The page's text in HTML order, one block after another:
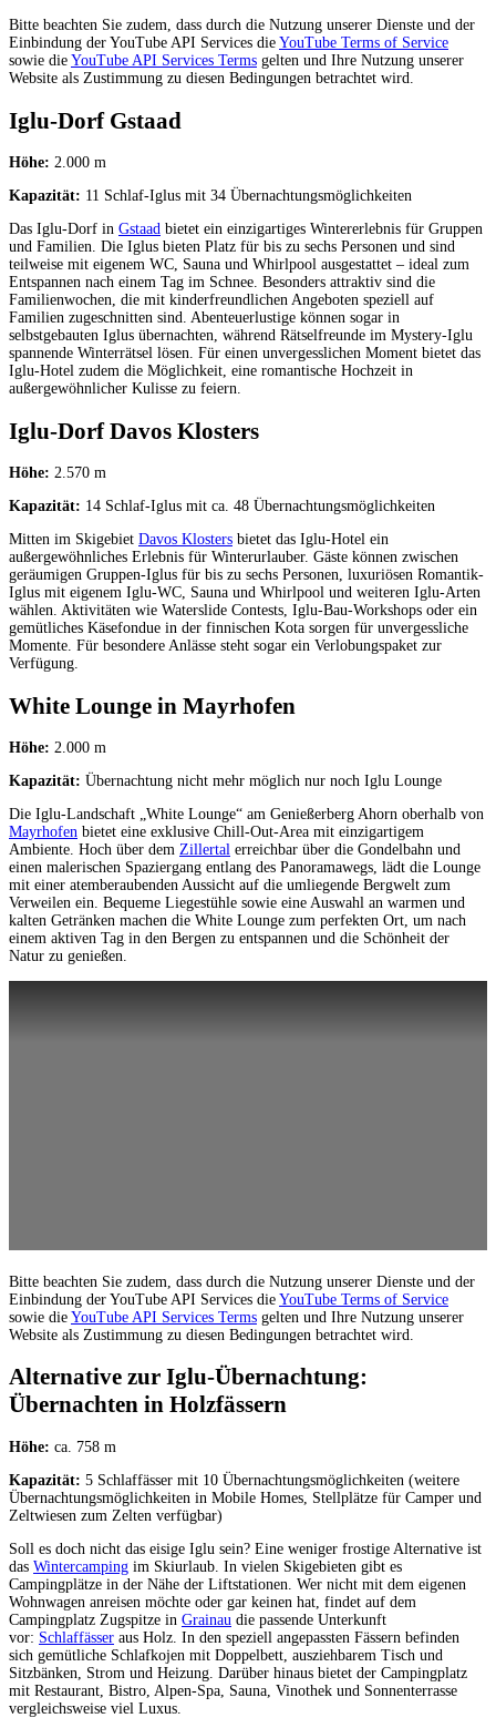
Bitte beachten Sie zudem, dass durch die Nutzung unserer Dienste und der
Einbindung der YouTube API Services die YouTube Terms of Service
sowie die YouTube API Services Terms gelten und Ihre Nutzung unserer
Website als Zustimmung zu diesen Bedingungen betrachtet wird.
Iglu-Dorf Gstaad
Höhe: 2.000 m
Kapazität: 11 Schlaf-Iglus mit 34 Übernachtungsmöglichkeiten
Das Iglu-Dorf in Gstaad bietet ein einzigartiges Wintererlebnis für Gruppen
und Familien. Die Iglus bieten Platz für bis zu sechs Personen und sind
teilweise mit eigenem WC, Sauna und Whirlpool ausgestattet – ideal zum
Entspannen nach einem Tag im Schnee. Besonders attraktiv sind die
Familienwochen, die mit kinderfreundlichen Angeboten speziell auf
Familien zugeschnitten sind. Abenteuerlustige können sogar in
selbstgebauten Iglus übernachten, während Rätselfreunde im Mystery-Iglu
spannende Winterrätsel lösen. Für einen unvergesslichen Moment bietet das
Iglu-Hotel zudem die Möglichkeit, eine romantische Hochzeit in
außergewöhnlicher Kulisse zu feiern.
Iglu-Dorf Davos Klosters
Höhe: 2.570 m
Kapazität: 14 Schlaf-Iglus mit ca. 48 Übernachtungsmöglichkeiten
Mitten im Skigebiet Davos Klosters bietet das Iglu-Hotel ein
außergewöhnliches Erlebnis für Winterurlauber. Gäste können zwischen
geräumigen Gruppen-Iglus für bis zu sechs Personen, luxuriösen Romantik-
Iglus mit eigenem Iglu-WC, Sauna und Whirlpool und weiteren Iglu-Arten
wählen. Aktivitäten wie Waterslide Contests, Iglu-Bau-Workshops oder ein
gemütliches Käsefondue in der finnischen Kota sorgen für unvergessliche
Momente. Für besondere Anlässe steht sogar ein Verlobungspaket zur
Verfügung.
White Lounge in Mayrhofen
Höhe: 2.000 m
Kapazität: Übernachtung nicht mehr möglich nur noch Iglu Lounge
Die Iglu-Landschaft „White Lounge“ am Genießerberg Ahorn oberhalb von
Mayrhofen bietet eine exklusive Chill-Out-Area mit einzigartigem
Ambiente. Hoch über dem Zillertal erreichbar über die Gondelbahn und
einen malerischen Spaziergang entlang des Panoramawegs, lädt die Lounge
mit einer atemberaubenden Aussicht auf die umliegende Bergwelt zum
Verweilen ein. Bequeme Liegestühle sowie eine Auswahl an warmen und
kalten Getränken machen die White Lounge zum perfekten Ort, um nach
einem aktiven Tag in den Bergen zu entspannen und die Schönheit der
Natur zu genießen.
Bitte beachten Sie zudem, dass durch die Nutzung unserer Dienste und der
Einbindung der YouTube API Services die YouTube Terms of Service
sowie die YouTube API Services Terms gelten und Ihre Nutzung unserer
Website als Zustimmung zu diesen Bedingungen betrachtet wird.
Alternative zur Iglu-Übernachtung:
Übernachten in Holzfässern
Höhe: ca. 758 m
Kapazität: 5 Schlaffässer mit 10 Übernachtungsmöglichkeiten (weitere
Übernachtungsmöglichkeiten in Mobile Homes, Stellplätze für Camper und
Zeltwiesen zum Zelten verfügbar)
Soll es doch nicht das eisige Iglu sein? Eine weniger frostige Alternative ist
das Wintercamping im Skiurlaub. In vielen Skigebieten gibt es
Campingplätze in der Nähe der Liftstationen. Wer nicht mit dem eigenen
Wohnwagen anreisen möchte oder gar keinen hat, findet auf dem
Campingplatz Zugspitze in Grainau die passende Unterkunft
vor: Schlaffässer aus Holz. In den speziell angepassten Fässern befinden
sich gemütliche Schlafkojen mit Doppelbett, ausziehbarem Tisch und
Sitzbänken, Strom und Heizung. Darüber hinaus bietet der Campingplatz
mit Restaurant, Bistro, Alpen-Spa, Sauna, Vinothek und Sonnenterrasse
vergleichsweise viel Luxus.